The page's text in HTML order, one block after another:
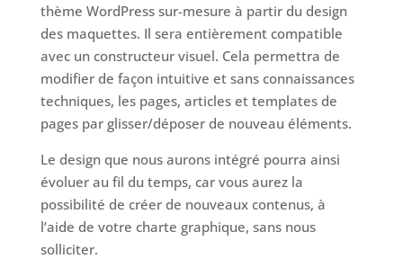
thème WordPress sur-mesure à partir du design
des maquettes. Il sera entièrement compatible
avec un constructeur visuel. Cela permettra de
modifier de façon intuitive et sans connaissances
techniques, les pages, articles et templates de
pages par glisser/déposer de nouveau éléments.
Le design que nous aurons intégré pourra ainsi
évoluer au fil du temps, car vous aurez la
possibilité de créer de nouveaux contenus, à
l’aide de votre charte graphique, sans nous
solliciter.